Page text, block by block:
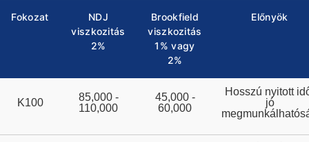
Fokozat
NDJ
viszkozitás
2%
Brookfield
viszkozitás
1% vagy
2%
Előnyök
K100
85,000 -
110,000
45,000 -
60,000
Hosszú nyitott
jó